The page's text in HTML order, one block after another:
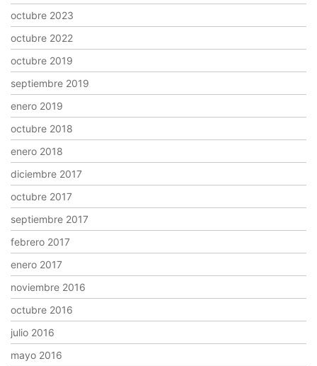
octubre 2023
octubre 2022
octubre 2019
septiembre 2019
enero 2019
octubre 2018
enero 2018
diciembre 2017
octubre 2017
septiembre 2017
febrero 2017
enero 2017
noviembre 2016
octubre 2016
julio 2016
mayo 2016